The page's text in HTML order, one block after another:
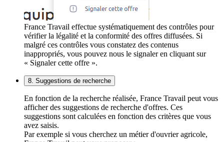
France Travail effectue systématiquement des contrôles pour
vérifier la légalité et la conformité des offres diffusées. Si
malgré ces contrôles vous constatez des contenus
inappropriés, vous pouvez nous le signaler en cliquant sur
« Signaler cette offre ».
8. Suggestions de recherche
En fonction de la recherche réalisée, France Travail peut vous
afficher des suggestions de recherche d'offres. Ces
suggestions sont calculées en fonction des critères que vous
avez saisis.
Par exemple si vous cherchez un métier d'ouvrier agricole,